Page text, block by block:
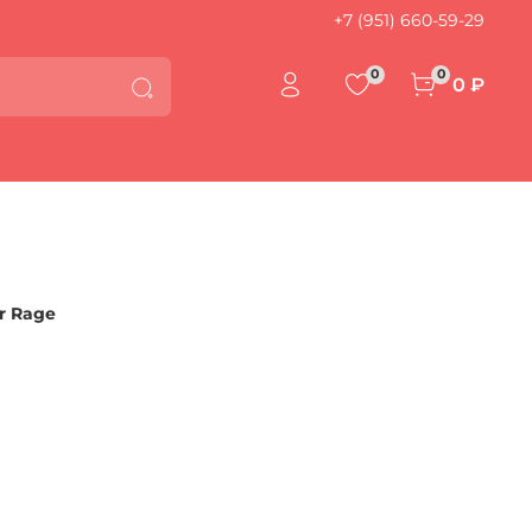
+7 (951) 660-59-29
0 0 0 ₽
Rage